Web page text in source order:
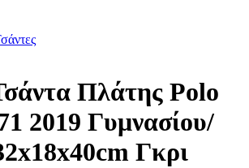
Πλάτης Polo
2019 Γυμνασίου/
Γκρι